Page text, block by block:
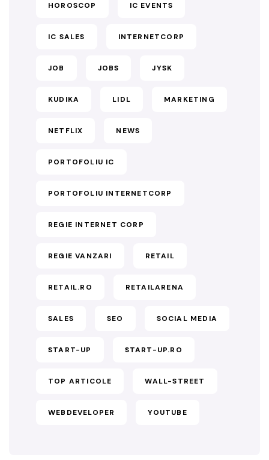
HOROSCOP IC EVENTS
IC SALES INTERNETCORP
JOB JOBS JYSK
KUDIKA LIDL MARKETING
NETFLIX NEWS
PORTOFOLIU IC
PORTOFOLIU INTERNETCORP
REGIE INTERNET CORP
REGIE VANZARI RETAIL
RETAIL.RO RETAILARENA
SALES SEO SOCIAL MEDIA
START-UP START-UP.RO
TOP ARTICOLE WALL-STREET
WEBDEVELOPER YOUTUBE